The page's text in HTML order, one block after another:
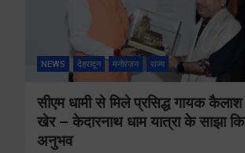
NEWS देहरादून मनोरंजन राज्य
सीएम धामी से मिले प्रसिद्ध गायक कैलाश
खेर – केदारनाथ धाम यात्रा के साझा
अनुभव